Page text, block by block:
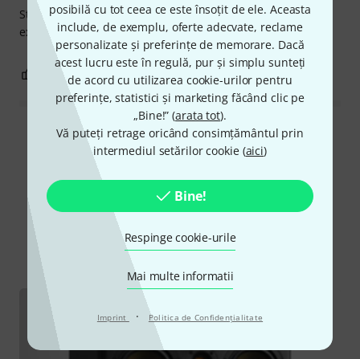
posibilă cu tot ceea ce este însoțit de ele. Aceasta
include, de exemplu, oferte adecvate, reclame
personalizate și preferințe de memorare. Dacă
acest lucru este în regulă, pur și simplu sunteți
de acord cu utilizarea cookie-urilor pentru
preferințe, statistici și marketing făcând clic pe
„Bine!” (arata tot).
Vă puteți retrage oricând consimțământul prin
intermediul setărilor cookie (aici)
Bine!
Respinge cookie-urile
Mai multe informatii
Imprint · Politica de Confidenţialitate
Sturdy, tall, absolutely great quality. I couldn't have
expected anything better.
SEMNALEAZA UN ABUZ
Citește toate recenziile
Știați că?
Ghid Online Descărcări